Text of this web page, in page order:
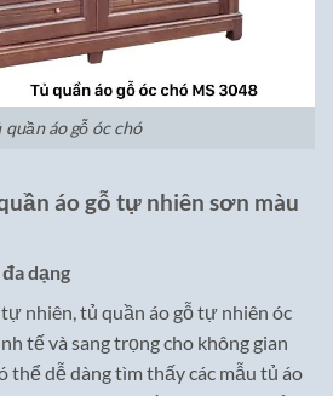
quần áo gỗ óc chó
áo gỗ tự nhiên sơn màu
dạng
nhiên, tủ quần áo gỗ tự nhiên óc
tế và sang trọng cho không gian
thể dễ dàng tìm thấy các mẫu tủ áo